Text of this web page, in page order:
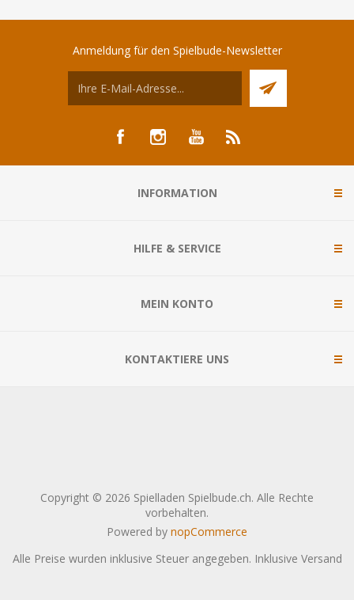
Anmeldung für den Spielbude-Newsletter
INFORMATION
HILFE & SERVICE
MEIN KONTO
KONTAKTIERE UNS
Copyright © 2026 Spielladen Spielbude.ch. Alle Rechte
vorbehalten.
Powered by nopCommerce
Alle Preise wurden inklusive Steuer angegeben. Inklusive Versand